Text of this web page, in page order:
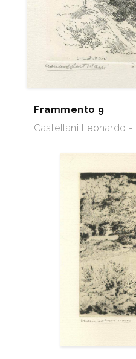
Frammento 9
Castellani Leonardo -